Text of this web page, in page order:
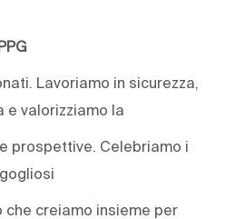
Lavoriamo in sicurezza,
e valorizziamo la
prospettive. Celebriamo i
che creiamo insieme per